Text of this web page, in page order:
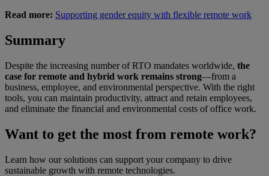
Read more: Supporting gender equity with flexible remote work
Summary
Despite the increasing number of RTO mandates worldwide, the
case for remote and hybrid work remains strong—from a
business, employee, and environmental perspective. With the right
tools, you can maintain productivity, attract and retain employees,
and eliminate the financial and environmental costs of office work.
Want to get the most from remote work?
Learn how our solutions can support your company to drive
sustainable growth with remote technologies.